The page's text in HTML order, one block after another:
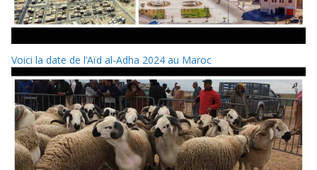
Voici la date de l’Aïd al-Adha 2024 au Maroc